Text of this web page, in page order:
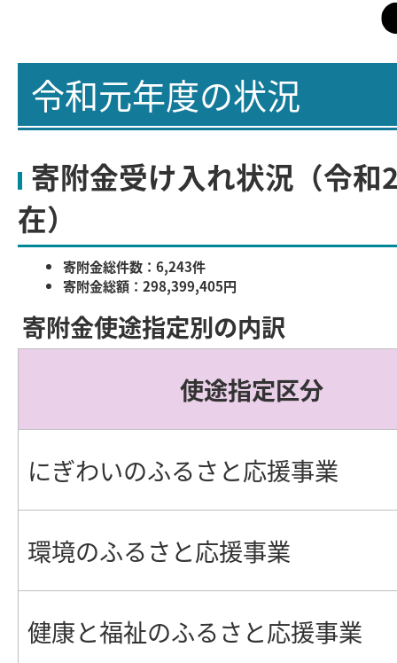
令和元年度の状況
寄附金受け入れ状況（令和
在）
寄附金総件数：6,243件
寄附金総額：298,399,405円
寄附金使途指定別の内訳
使途指定区分
にぎわいのふるさと応援事業
環境のふるさと応援事業
健康と福祉のふるさと応援事業